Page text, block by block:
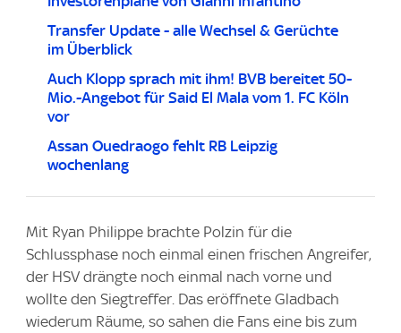
Transfer Update - alle Wechsel & Gerüchte
im Überblick
Auch Klopp sprach mit ihm! BVB bereitet 50-
Mio.-Angebot für Said El Mala vom 1. FC Köln
vor
Assan Ouedraogo fehlt RB Leipzig
wochenlang
Mit Ryan Philippe brachte Polzin für die
Schlussphase noch einmal einen frischen Angreifer,
der HSV drängte noch einmal nach vorne und
wollte den Siegtreffer. Das eröffnete Gladbach
wiederum Räume, so sahen die Fans eine bis zum